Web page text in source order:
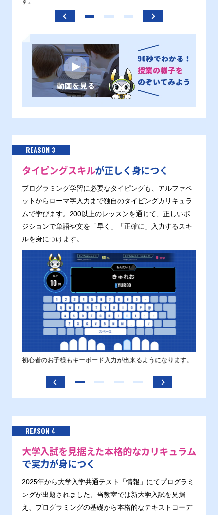
す。
REASON 3
タイピングスキルが正しく身につく
プログラミング学習に必要なタイピングも、アルファベ
ットからローマ字入力まで独自のタイピングカリキュラ
ムで学びます。200以上のレッスンを通じて、正しいポ
ジションで単語や文を「早く」「正確に」入力するスキ
ルを身につけます。
初心者のお子様もキーボード入力が出来るようになります。
REASON 4
大学入試を見据えた本格的なカリキュラム
で実力が身につく
2025年から大学入学共通テスト「情報」にてプログラミ
ングが出題されました。当教室では新大学入試を見据
え、プログラミングの基礎から本格的なテキストコーデ